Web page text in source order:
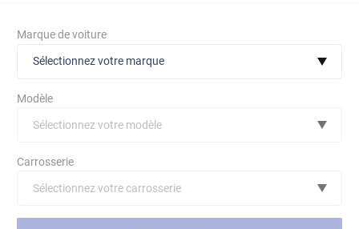
Marque de voiture
Sélectionnez votre marque
Modèle
Sélectionnez votre modèle
Carrosserie
Sélectionnez votre carrosserie